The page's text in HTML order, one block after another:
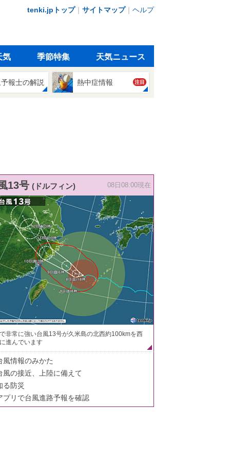
tenki.jpトップ｜ サイトマップ｜ ヘルプ
気 季節特集 天気ニュース
報士の解説 熱中症情報 注目
13号 (ドルフィン) 08日08:00現在
非常に強い台風13号が久米島の北西約100kmを西
進んでいます
風情報のみかた
風の接近、上陸に備えて
る防災
プリで台風進路予報を確認